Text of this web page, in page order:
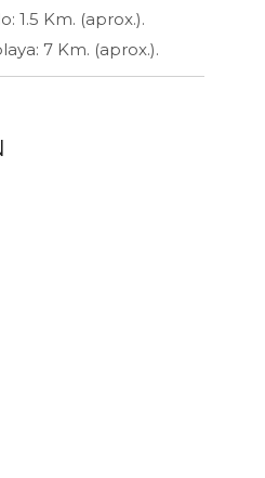
1.5 Km. (aprox.).
7 Km. (aprox.).